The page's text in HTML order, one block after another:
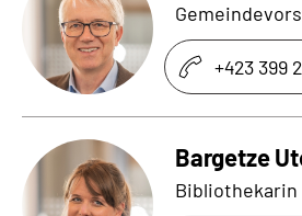
+423 399
Bargetze
Bibliothekarin